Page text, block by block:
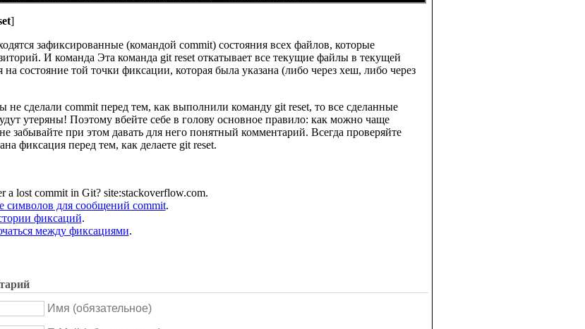
]
зафиксированные (командой commit) состояния всех файлов, которые
И команда Эта команда git reset откатывает все текущие файлы в текущей
на состояние той точки фиксации, которая была указана (либо через хеш, либо через
сделали commit перед тем, как выполнили команду git reset, то все сделанные
утеряны! Поэтому вбейте себе в голову основное правило: как можно чаще
забывайте при этом давать для него понятный комментарий. Всегда проверяйте
фиксация перед тем, как делаете git reset.
a lost commit in Git? site:stackoverflow.com.
символов для сообщений commit.
фиксаций.
между фиксациями.
Имя (обязательное)